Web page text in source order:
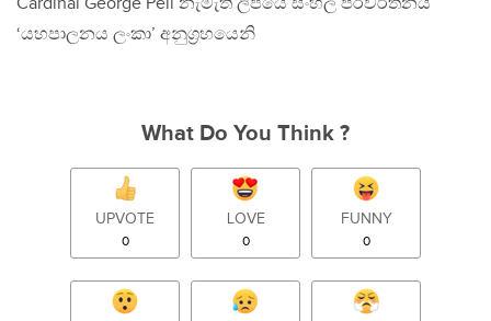
‘යහපාලනය ලංකා’ අනුග‍්‍රහයෙනි
What Do You Think ?
UPVOTE
0
LOVE
0
FUNNY
0